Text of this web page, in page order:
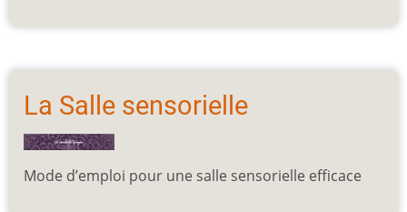
La Salle sensorielle
Mode d’emploi pour une salle sensorielle efficace